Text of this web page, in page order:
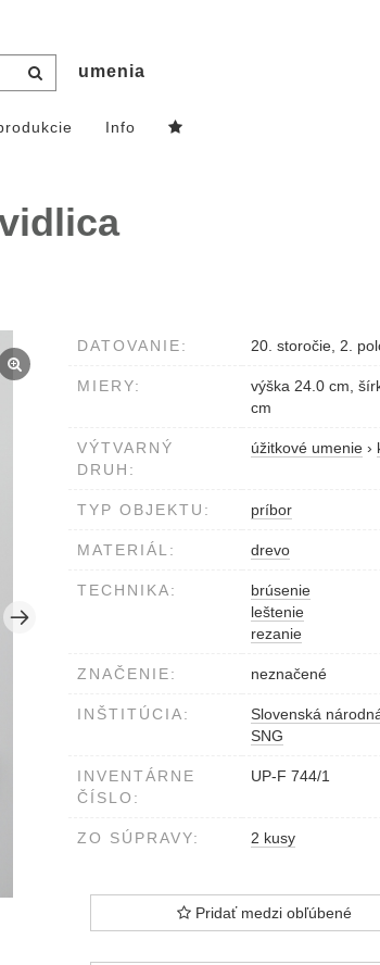
umenia
Info
DATOVANIE: 20. storočie, 2.
MIERY:
výška 24.0 cm,
cm
VÝTVARNÝ
DRUH:
úžitkové umenie ›
TYP OBJEKTU: príbor
MATERIÁL: drevo
TECHNIKA:
brúsenie
leštenie
rezanie
ZNAČENIE: neznačené
INŠTITÚCIA:
Slovenská
SNG
INVENTÁRNE
ČÍSLO:
UP-F 744/1
ZO SÚPRAVY: 2 kusy
Pridať medzi obľúbené